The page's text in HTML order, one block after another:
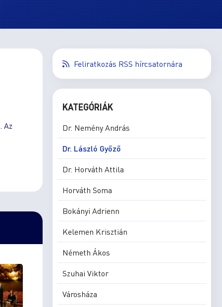
Az
Feliratkozás RSS hírcsatornára
KATEGÓRIÁK
Dr. Nemény András
Dr. László Győző
Dr. Horváth Attila
Horváth Soma
Bokányi Adrienn
Kelemen Krisztián
Németh Ákos
Szuhai Viktor
Városháza